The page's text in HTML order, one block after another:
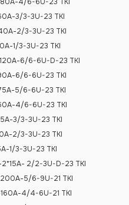
3/3-3U-23 TKI
2/3-3U-23 TKI
1/3-3U-23 TKI
6/6-6U-D-23 TKI
6/6-6U-23 TKI
5/6-6U-23 TKI
4/6-6U-23 TKI
3/3-3U-23 TKI
2/3-3U-23 TKI
1/3-3U-23 TKI
2/2-3U-D-23 TKI
5/6-9U-21 TKI
4/4-6U-21 TKI